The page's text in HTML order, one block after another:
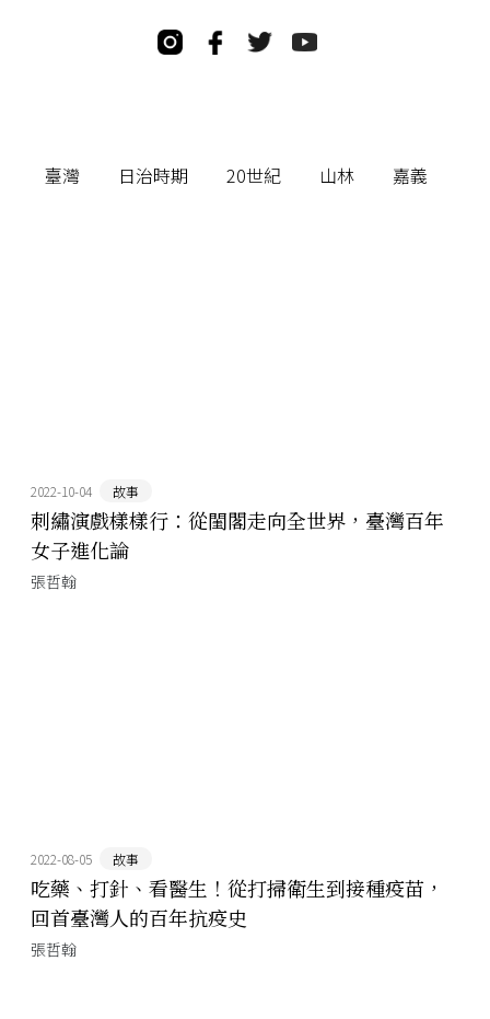
臺灣 日治時期 20世紀 山林 嘉義
2022-10-04 故事
刺繡演戲樣樣行：從閨閣走向全世界，臺灣百年
女子進化論
張哲翰
2022-08-05 故事
吃藥、打針、看醫生！從打掃衛生到接種疫苗，
回首臺灣人的百年抗疫史
張哲翰